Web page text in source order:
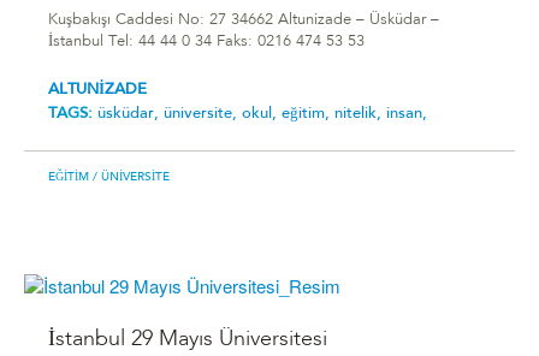
Kuşbakışı Caddesi No: 27 34662 Altunizade – Üsküdar –
İstanbul Tel: 44 44 0 34 Faks: 0216 474 53 53
ALTUNİZADE
TAGS: üsküdar, üniversite, okul, eğitim, nitelik, insan,
EĞITIM / ÜNIVERSITE
İstanbul 29 Mayıs Üniversitesi